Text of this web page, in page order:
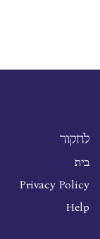
לחקור
בית
Privacy Policy
Help